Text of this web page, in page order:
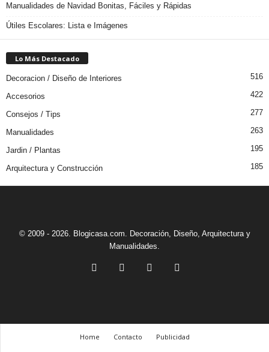
Manualidades de Navidad Bonitas, Fáciles y Rápidas
Útiles Escolares: Lista e Imágenes
Lo Más Destacado
Decoracion / Diseño de Interiores 516
Accesorios 422
Consejos / Tips 277
Manualidades 263
Jardin / Plantas 195
Arquitectura y Construcción 185
© 2009 - 2026. Blogicasa.com. Decoración, Diseño, Arquitectura y
Manualidades.
Home Contacto Publicidad